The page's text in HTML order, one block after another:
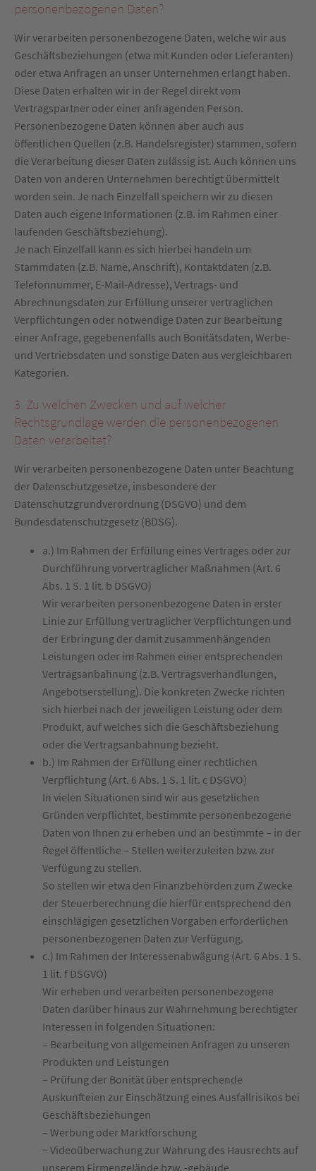
personenbezogenen Daten?
Wir verarbeiten personenbezogene Daten, welche wir aus
Geschäftsbeziehungen (etwa mit Kunden oder Lieferanten)
oder etwa Anfragen an unser Unternehmen erlangt haben.
Diese Daten erhalten wir in der Regel direkt vom
Vertragspartner oder einer anfragenden Person.
Personenbezogene Daten können aber auch aus
öffentlichen Quellen (z.B. Handelsregister) stammen, sofern
die Verarbeitung dieser Daten zulässig ist. Auch können uns
Daten von anderen Unternehmen berechtigt übermittelt
worden sein. Je nach Einzelfall speichern wir zu diesen
Daten auch eigene Informationen (z.B. im Rahmen einer
laufenden Geschäftsbeziehung).
Je nach Einzelfall kann es sich hierbei handeln um
Stammdaten (z.B. Name, Anschrift), Kontaktdaten (z.B.
Telefonnummer, E-Mail-Adresse), Vertrags- und
Abrechnungsdaten zur Erfüllung unserer vertraglichen
Verpflichtungen oder notwendige Daten zur Bearbeitung
einer Anfrage, gegebenenfalls auch Bonitätsdaten, Werbe-
und Vertriebsdaten und sonstige Daten aus vergleichbaren
Kategorien.
3. Zu welchen Zwecken und auf welcher
Rechtsgrundlage werden die personenbezogenen
Daten verarbeitet?
Wir verarbeiten personenbezogene Daten unter Beachtung
der Datenschutzgesetze, insbesondere der
Datenschutzgrundverordnung (DSGVO) und dem
Bundesdatenschutzgesetz (BDSG).
a.) Im Rahmen der Erfüllung eines Vertrages oder zur
Durchführung vorvertraglicher Maßnahmen (Art. 6
Abs. 1 S. 1 lit. b DSGVO)
Wir verarbeiten personenbezogene Daten in erster
Linie zur Erfüllung vertraglicher Verpflichtungen und
der Erbringung der damit zusammenhängenden
Leistungen oder im Rahmen einer entsprechenden
Vertragsanbahnung (z.B. Vertragsverhandlungen,
Angebotserstellung). Die konkreten Zwecke richten
sich hierbei nach der jeweiligen Leistung oder dem
Produkt, auf welches sich die Geschäftsbeziehung
oder die Vertragsanbahnung bezieht.
b.) Im Rahmen der Erfüllung einer rechtlichen
Verpflichtung (Art. 6 Abs. 1 S. 1 lit. c DSGVO)
In vielen Situationen sind wir aus gesetzlichen
Gründen verpflichtet, bestimmte personenbezogene
Daten von Ihnen zu erheben und an bestimmte – in der
Regel öffentliche – Stellen weiterzuleiten bzw. zur
Verfügung zu stellen.
So stellen wir etwa den Finanzbehörden zum Zwecke
der Steuerberechnung die hierfür entsprechend den
einschlägigen gesetzlichen Vorgaben erforderlichen
personenbezogenen Daten zur Verfügung.
c.) Im Rahmen der Interessenabwägung (Art. 6 Abs. 1 S.
1 lit. f DSGVO)
Wir erheben und verarbeiten personenbezogene
Daten darüber hinaus zur Wahrnehmung berechtigter
Interessen in folgenden Situationen:
– Bearbeitung von allgemeinen Anfragen zu unseren
Produkten und Leistungen
– Prüfung der Bonität über entsprechende
Auskunfteien zur Einschätzung eines Ausfallrisikos bei
Geschäftsbeziehungen
– Werbung oder Marktforschung
– Videoüberwachung zur Wahrung des Hausrechts auf
unserem Firmengelände bzw. -gebäude